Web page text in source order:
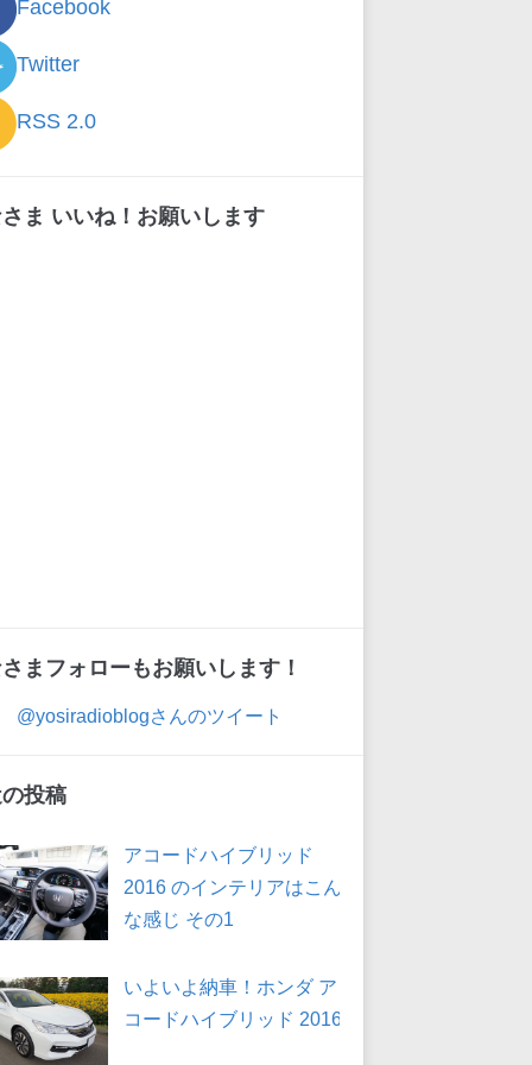
Facebook
Twitter
RSS 2.0
ま いいね！お願いします
まフォローもお願いします！
@yosiradioblogさんのツイート
投稿
アコードハイブリッド
2016 のインテリアはこん
な感じ その1
いよいよ納車！ホンダ ア
コードハイブリッド 2016